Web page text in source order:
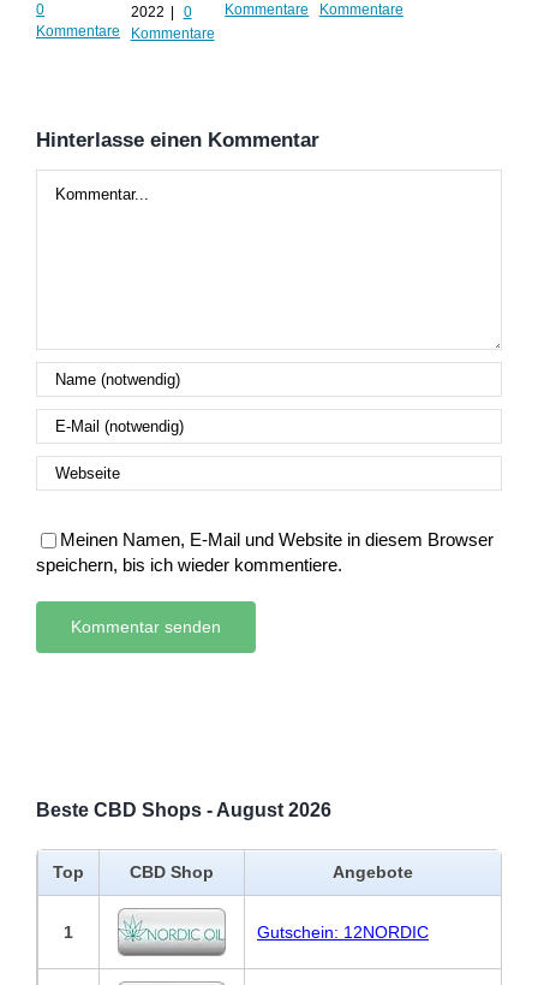
0
Kommentare
2022 |
0
Kommentare
Kommentare Kommentare
Hinterlasse einen Kommentar
Meinen Namen, E-Mail und Website in diesem Browser
speichern, bis ich wieder kommentiere.
Beste CBD Shops - August 2026
Top CBD Shop Angebote
1 Gutschein: 12NORDIC